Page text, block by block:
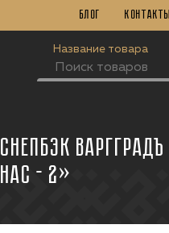
Блог Контакты
Название товара
СНЕПБЭК
НАС - 2»